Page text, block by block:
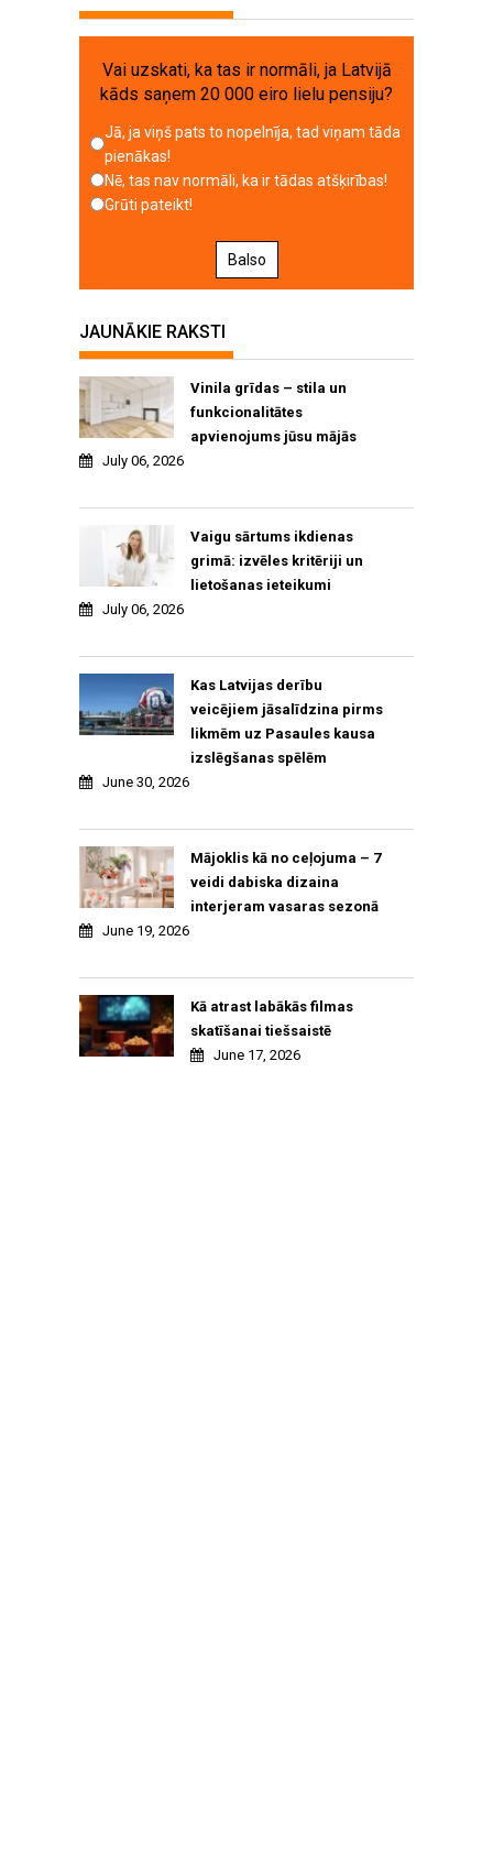
Vai uzskati, ka tas ir normāli, ja Latvijā
kāds saņem 20 000 eiro lielu pensiju?
Jā, ja viņš pats to nopelnīja, tad viņam tāda
pienākas!
Nē, tas nav normāli, ka ir tādas atšķirības!
Grūti pateikt!
Balso
JAUNĀKIE RAKSTI
Vinila grīdas – stila un
funkcionalitātes
apvienojums jūsu mājās
July 06, 2026
Vaigu sārtums ikdienas
grimā: izvēles kritēriji un
lietošanas ieteikumi
July 06, 2026
Kas Latvijas derību
veicējiem jāsalīdzina pirms
likmēm uz Pasaules kausa
izslēgšanas spēlēm
June 30, 2026
Mājoklis kā no ceļojuma – 7
veidi dabiska dizaina
interjeram vasaras sezonā
June 19, 2026
Kā atrast labākās filmas
skatīšanai tiešsaistē
June 17, 2026